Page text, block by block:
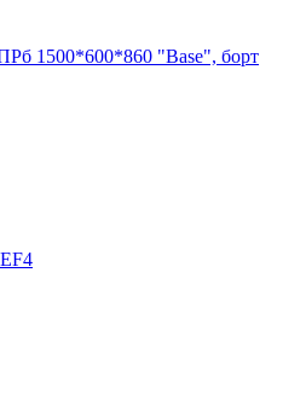
1500*600*860 "Base", борт